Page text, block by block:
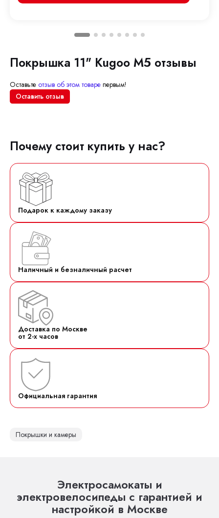
Покрышка 11" Kugoo M5 отзывы
Оставьте отзыв об этом товаре первым!
Оставить отзыв
Почему стоит купить у нас?
Подарок к каждому заказу
Наличный и безналичный расчет
Доставка по Москве
от 2-х часов
Официальная гарантия
Покрышки и камеры
Электросамокаты и
электровелосипеды с гарантией и
настройкой в Москве